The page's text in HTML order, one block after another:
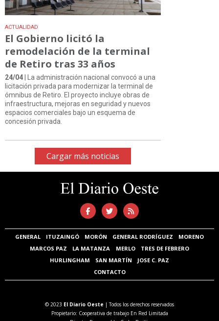
ACTUALIDAD
El Gobierno licitó la
remodelación de la terminal
de Retiro tras 33 años
24/04 | La administración nacional convocó a una
licitación privada para modernizar la terminal de
ómnibus de Retiro. El proyecto incluye obras de
infraestructura, mejoras en seguridad y nuevos
espacios comerciales bajo un esquema de
concesión privada.
Cargar más noticias
GENERAL ITUZAINGÓ MORÓN GENERAL RODRÍGUEZ
MORENO
MARCOS PAZ
LA MATANZA MERLO
TRES DE FEBRERO
HURLINGHAM
SAN MARTÍN
JOSE C. PAZ
CONTACTO
© 2023 El Diario Oeste | Todos los derechos reservados
Propietario: Cooperativa de trabajo En Red Limitada